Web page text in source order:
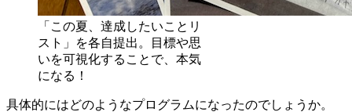
「この夏、達成したいことリ
スト」を各自提出。目標や思
いを可視化することで、本気
になる！
具体的にはどのようなプログラムになったのでしょうか。